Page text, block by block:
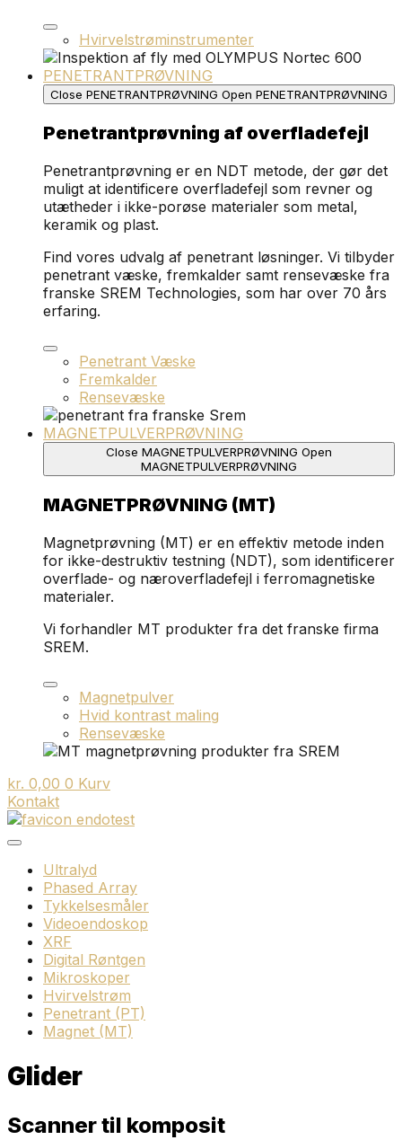
Hvirvelstrøminstrumenter
PENETRANTPRØVNING
Close PENETRANTPRØVNING Open PENETRANTPRØVNING
Penetrantprøvning af overfladefejl
Penetrantprøvning er en NDT metode, der gør det
muligt at identificere overfladefejl som revner og
utætheder i ikke-porøse materialer som metal,
keramik og plast.
Find vores udvalg af penetrant løsninger. Vi tilbyder
penetrant væske, fremkalder samt rensevæske fra
franske SREM Technologies, som har over 70 års
erfaring.
Penetrant Væske
Fremkalder
Rensevæske
MAGNETPULVERPRØVNING
Close MAGNETPULVERPRØVNING Open
MAGNETPULVERPRØVNING
MAGNETPRØVNING (MT)
Magnetprøvning (MT) er en effektiv metode inden
for ikke-destruktiv testning (NDT), som identificerer
overflade- og næroverfladefejl i ferromagnetiske
materialer.
Vi forhandler MT produkter fra det franske firma
SREM.
Magnetpulver
Hvid kontrast maling
Rensevæske
kr. 0,00 0 Kurv
Kontakt
Ultralyd
Phased Array
Tykkelsesmåler
Videoendoskop
XRF
Digital Røntgen
Mikroskoper
Hvirvelstrøm
Penetrant (PT)
Magnet (MT)
Glider
Scanner til komposit